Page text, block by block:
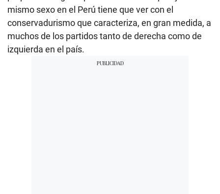
mismo sexo en el Perú tiene que ver con el
conservadurismo que caracteriza, en gran medida, a
muchos de los partidos tanto de derecha como de
izquierda en el país.